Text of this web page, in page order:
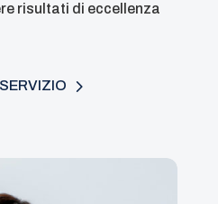
risultati di eccellenza